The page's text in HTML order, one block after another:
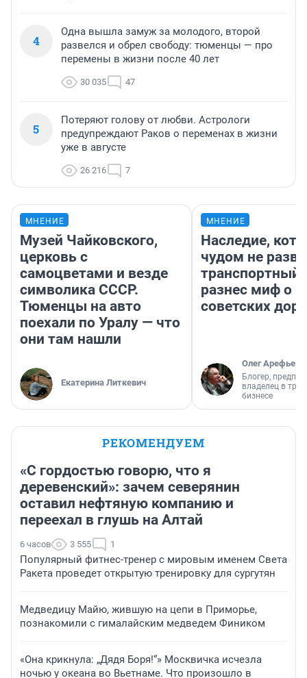
4
Одна вышла замуж за молодого, второй
развелся и обрел свободу: тюменцы — про
перемены в жизни после 40 лет
30 035 47
5
Потеряют голову от любви. Астрологи
предупреждают Раков о переменах в жизни
уже в августе
26 216 7
МНЕНИЕ
Музей Чайковского,
церковь с
самоцветами и везде
символика СССР.
Тюменцы на авто
поехали по Уралу — что
они там нашли
Екатерина Литкевич
МНЕНИЕ
Наследие,
чудом не
транспортный
разнес миф о
советских
Олег Арефьев
Блогер,
владелец в
бизнесе
РЕКОМЕНДУЕМ
«С гордостью говорю, что я
деревенский»: зачем северянин
оставил нефтяную компанию и
переехал в глушь на Алтай
6 часов 3 555 1
Популярный фитнес-тренер с мировым именем Света
Ракета проведет открытую тренировку для сургутян
Медведицу Майю, жившую на цепи в Приморье,
познакомили с гималайским медведем Фиником
«Она крикнула: „Дядя Боря!“» Москвичка исчезла
ночью у океана во Вьетнаме. Что произошло в